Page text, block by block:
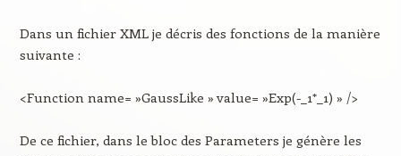
Dans un fichier XML je décris des fonctions de la manière
suivante :
<Function name= »GaussLike » value= »Exp(-_1*_1) » />
De ce fichier, dans le bloc des Parameters je génère les